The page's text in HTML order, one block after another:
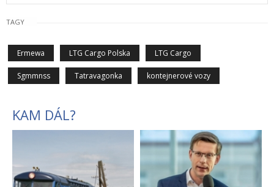
TAGY
Ermewa LTG Cargo Polska LTG Cargo
Sgmmnss Tatravagonka kontejnerové vozy
KAM DÁL?